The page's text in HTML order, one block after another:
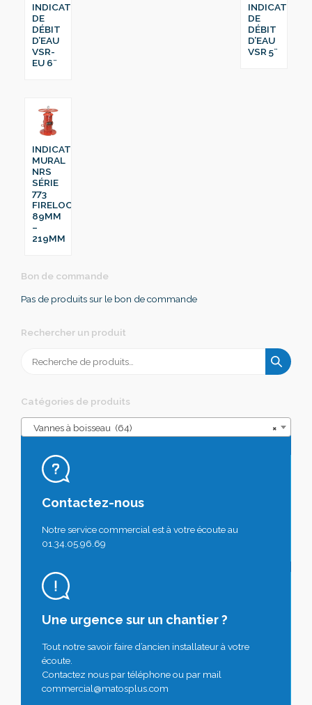
INDICATEUR
DE
DÉBIT
D’EAU
VSR-
EU 6¨
INDICATEUR
DE
DÉBIT
D’EAU
VSR 5¨
INDICATEUR
MURAL
NRS
SÉRIE
773
FIRELOCK™
89MM
–
219MM
Bon de commande
Pas de produits sur le bon de commande
Rechercher un produit
pour :
Catégories de produits
×
Vannes à boisseau (64)
Contactez-nous
Notre service commercial est à votre écoute au
01.34.05.96.69
Une urgence sur un chantier ?
Tout notre savoir faire d’ancien installateur à votre
écoute.
Contactez nous par téléphone ou par mail
commercial@matosplus.com